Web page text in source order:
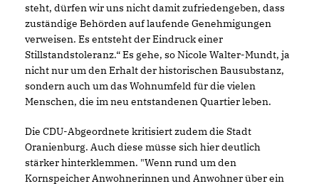
steht, dürfen wir uns nicht damit zufriedengeben, dass
zuständige Behörden auf laufende Genehmigungen
verweisen. Es entsteht der Eindruck einer
Stillstandstoleranz.“ Es gehe, so Nicole Walter-Mundt, ja
nicht nur um den Erhalt der historischen Bausubstanz,
sondern auch um das Wohnumfeld für die vielen
Menschen, die im neu entstandenen Quartier leben.
Die CDU-Abgeordnete kritisiert zudem die Stadt
Oranienburg. Auch diese müsse sich hier deutlich
stärker hinterklemmen. "Wenn rund um den
Kornspeicher Anwohnerinnen und Anwohner über ein